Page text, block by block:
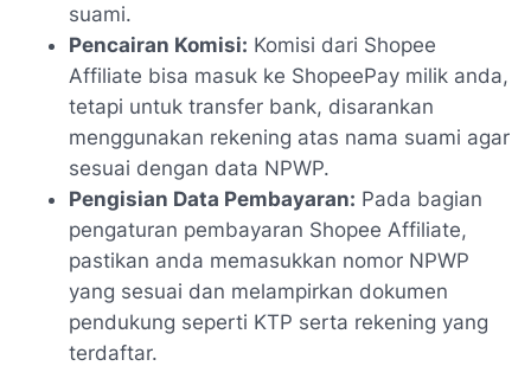
suami.
Pencairan Komisi: Komisi dari Shopee
Affiliate bisa masuk ke ShopeePay milik anda,
tetapi untuk transfer bank, disarankan
menggunakan rekening atas nama suami agar
sesuai dengan data NPWP.
Pengisian Data Pembayaran: Pada bagian
pengaturan pembayaran Shopee Affiliate,
pastikan anda memasukkan nomor NPWP
yang sesuai dan melampirkan dokumen
pendukung seperti KTP serta rekening yang
terdaftar.